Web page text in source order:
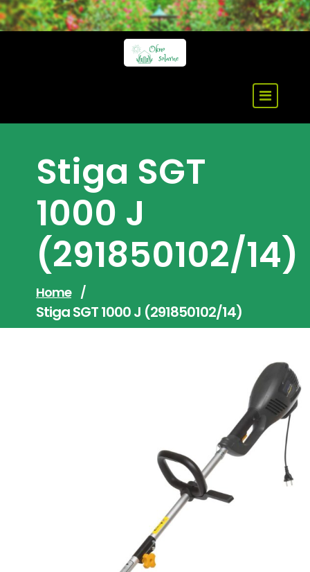
Skip
to
Stiga SGT
1000 J
(291850102/14)
Home /
Stiga SGT 1000 J (291850102/14)